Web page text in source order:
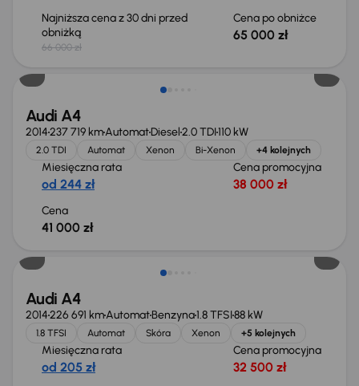
Najniższa cena z 30 dni przed
obniżką
66 000 zł
Cena po obniżce
65 000 zł
Audi A4
2014237 719 kmAutomatDiesel2.0 TDI110 kW
2.0 TDI Automat Xenon Bi-Xenon +4 kolejnych
Miesięczna rata
od 244 zł
Cena promocyjna
38 000 zł
Cena
41 000 zł
Audi A4
2014226 691 kmAutomatBenzyna1.8 TFSI88 kW
1.8 TFSI Automat Skóra Xenon +5 kolejnych
Miesięczna rata
od 205 zł
Cena promocyjna
32 500 zł